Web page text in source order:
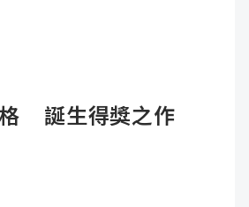
誕生得獎之作